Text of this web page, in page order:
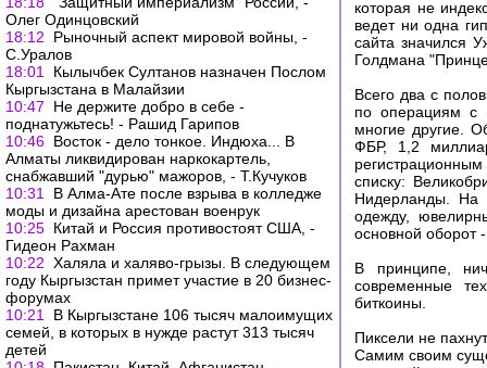
Олег Одинцовский
18:12
Рыночный аспект мировой войны, -
С.Уралов
18:01
Кылычбек Султанов назначен Послом
Кыргызстана в Малайзии
10:47
Не держите добро в себе -
поднатужьтесь! - Рашид Гарипов
10:46 Восток - дело тонкое. Индюха... В
Алматы ликвидирован наркокартель,
снабжавший "дурью" мажоров, - Т.Кучуков
10:31
В Алма-Ате после взрыва в колледже
моды и дизайна арестован военрук
10:25 Китай и Россия противостоят США, -
Гидеон Рахман
10:22 Халяла и халяво-грызы. В следующем
году Кыргызстан примет участие в 20 бизнес-
форумах
10:21
В Кыргызстане 106 тысяч малоимущих
семей, в которых в нужде растут 313 тысяч
детей
которая не
ведет ни одна
сайта значился
Голдмана
Всего два с
по операциям с
многие другие.
ФБР, 1,2
списку:
Нидерланды. На
одежду,
основной оборот
В принципе,
современные
биткоины.
Пиксели не пахнут
Самим своим